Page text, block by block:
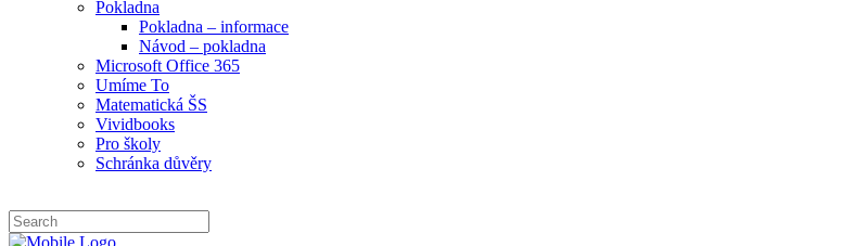
Pokladna
Pokladna – informace
Návod – pokladna
Microsoft Office 365
Umíme To
Matematická ŠS
Vividbooks
Pro školy
Schránka důvěry